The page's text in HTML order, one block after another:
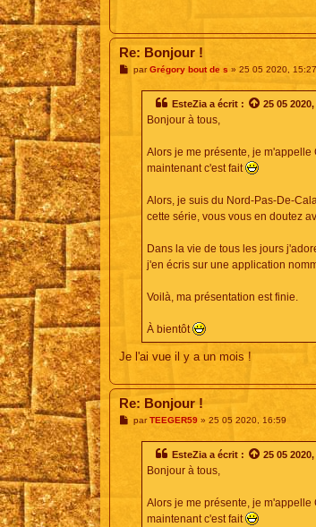
Re: Bonjour !
MparGrégory bout de s » 25 05 2020, 15:27
EsteZiaa écrit : 25 05
Bonjour à tous,
Alors je me présente, je m'appelle
maintenant c'est fait
Alors, je suis du Nord-Pas-De-
cette série, vous vous en doutez
Dans la vie de tous les jours
j'en écris sur une application
Voilà, ma présentation est finie.
À bientôt
Je l'ai vue il y a un mois !
Re: Bonjour !
MparTEEGER59» 25 05 2020, 16:59
EsteZia a écrit : 25 05
Bonjour à tous,
Alors je me présente, je m'appelle
maintenant c'est fait